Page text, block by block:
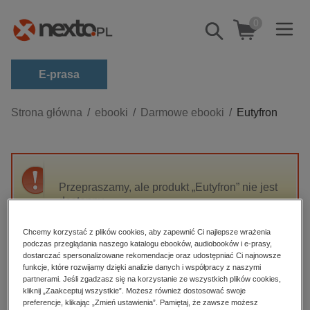
Pokaż/schowaj
wyszukiwarkę
0
E-prasa
Kategorie
biznesowe, branżowe, gospodarka
dzienniki
edukacja
hobby, sport, rozrywka
komputery, internet, technologie, informatyka
Strona główna ebooki Darmowe ebooki Eutyfron
Przepraszamy, ale produkt „Eutyfron” nie jest
dostępny.
High-contrast mode
Polecane
Chcemy korzystać z plików cookies, aby zapewnić Ci najlepsze wrażenia
podczas przeglądania naszego katalogu ebooków, audiobooków i e-prasy,
dostarczać spersonalizowane rekomendacje oraz udostępniać Ci najnowsze
funkcje, które rozwijamy dzięki analizie danych i współpracy z naszymi
partnerami. Jeśli zgadzasz się na korzystanie ze wszystkich plików cookies,
kliknij „Zaakceptuj wszystkie”. Możesz również dostosować swoje
preferencje, klikając „Zmień ustawienia”. Pamiętaj, że zawsze możesz